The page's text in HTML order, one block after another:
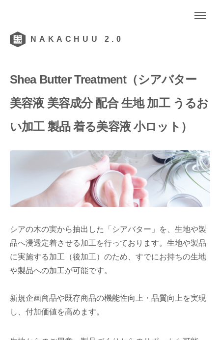
NAKACHUU 2.0
Shea Butter Treatment（シアバター
美容液 美容成分 配合 生地 加工 うるお
い加工 製品 着る美容液 小ロット）
シアの木の実から抽出した「シアバター」を、生地や製
品へ浸透定着させる加工を行っております。生地や製品
に実施する加工（後加工）のため、すでにお持ちの生地
や製品への加工が可能です。
新規企画商品や既存商品の機能性向上・品質向上を実現
し、付加価値を高めます。